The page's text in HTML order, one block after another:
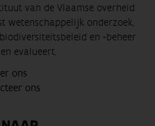
van de Vlaamse overheid
wetenschappelijk onderzoek,
en -beheer
evalueert.
ons
ons